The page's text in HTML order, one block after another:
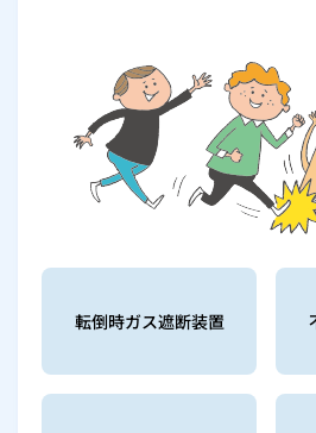
転倒時ガス遮断装置